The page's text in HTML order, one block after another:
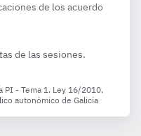
de los acuerdo
de las sesiones.
PI - Tema 1. Ley 16/2010,
autonómico de Galicia